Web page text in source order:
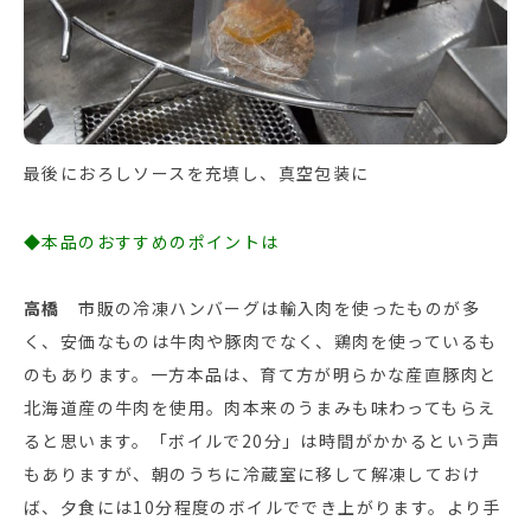
最後におろしソースを充填し、真空包装に
◆本品のおすすめのポイントは
高橋 市販の冷凍ハンバーグは輸入肉を使ったものが多
く、安価なものは牛肉や豚肉でなく、鶏肉を使っているも
のもあります。一方本品は、育て方が明らかな産直豚肉と
北海道産の牛肉を使用。肉本来のうまみも味わってもらえ
ると思います。「ボイルで20分」は時間がかかるという声
もありますが、朝のうちに冷蔵室に移して解凍しておけ
ば、夕食には10分程度のボイルででき上がります。より手